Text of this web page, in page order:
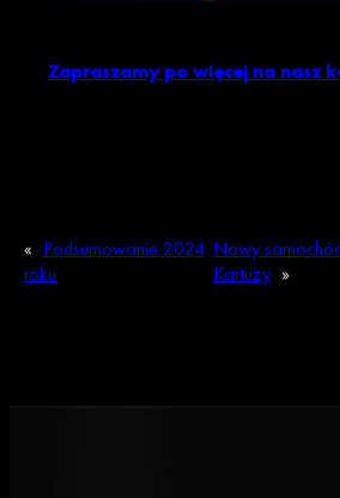
Zapraszamy po więcej na nasz
« Podsumowanie 2024
roku
Nowy
Kartuzy »